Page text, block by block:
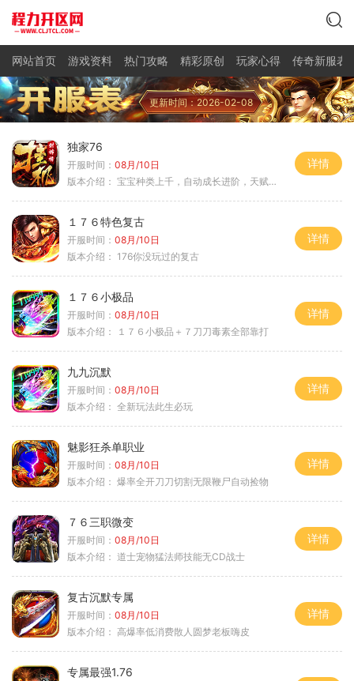
网站首页 游戏资料 热门攻略 精彩原创 玩家心得 传奇新服表
更新时间：2026-02-08
独家76
开服时间： 08月/10日
版本介绍： 宝宝种类上千，自动成长进阶，天赋培养
详情
１７６特色复古
开服时间： 08月/10日
版本介绍： 176你没玩过的复古
详情
１７６小极品
开服时间： 08月/10日
版本介绍：
１７６小极品＋７刀刀毒素全部靠打
详情
九九沉默
开服时间： 08月/10日
版本介绍： 全新玩法此生必玩
详情
魅影狂杀单职业
开服时间： 08月/10日
版本介绍： 爆率全开刀刀切割无限鞭尸自动捡物
详情
７６三职微变
开服时间： 08月/10日
版本介绍： 道士宠物猛法师技能无CD战士
详情
复古沉默专属
开服时间： 08月/10日
版本介绍： 高爆率低消费散人圆梦老板嗨皮
详情
专属最强1.76